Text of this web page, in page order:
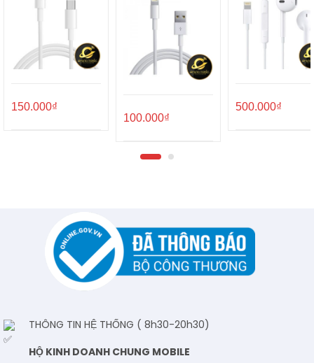
150.000₫
100.000₫
500.000₫
THÔNG TIN HỆ THỐNG ( 8h30-20h30)
HỘ KINH DOANH CHUNG MOBILE